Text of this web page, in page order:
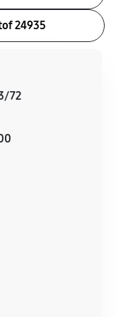
24935
72